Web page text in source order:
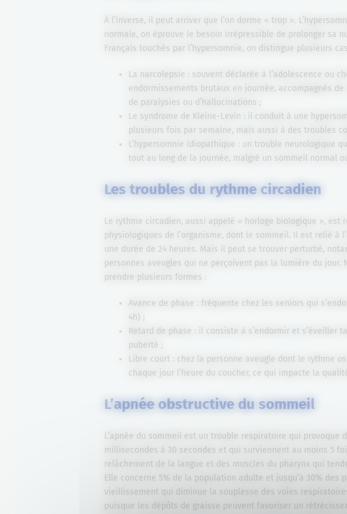
À l’inverse, il peut arriver que l’on dorme « trop ».
normale, on éprouve le besoin irrépressible de prolonger sa
Français touchés par l’hypersomnie, on distingue plusieurs
La narcolepsie : souvent déclarée à l’adolescence ou
endormissements brutaux en journée, accompagnés
de paralysies ou d’hallucinations ;
Le syndrome de Kleine-Levin : il conduit à une
plusieurs fois par semaine, mais aussi à des troubles
L’hypersomnie idiopathique : un trouble neurologique
tout au long de la journée, malgré un sommeil normal
Les troubles du rythme circadien
Le rythme circadien, aussi appelé « horloge biologique », est
physiologiques de l’organisme, dont le sommeil. Il est relié
une durée de 24 heures. Mais il peut se trouver perturbé,
personnes aveugles qui ne perçoivent pas la lumière du
prendre plusieurs formes :
Avance de phase : fréquente chez les seniors qui
4h) ;
Retard de phase : il consiste à s’endormir et s’éveiller
puberté ;
Libre court : chez la personne aveugle dont le rythme
chaque jour l’heure du coucher, ce qui impacte la
L’apnée obstructive du sommeil
L’apnée du sommeil est un trouble respiratoire qui provoque
millisecondes à 30 secondes et qui surviennent au moins 5
relâchement de la langue et des muscles du pharynx qui
Elle concerne 5% de la population adulte et jusqu’à 30% des
vieillissement qui diminue la souplesse des voies
puisque les dépôts de graisse peuvent favoriser un